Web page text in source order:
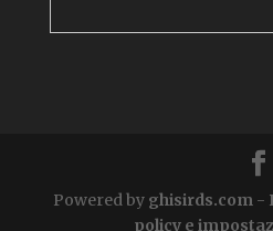
Powered by ghisirds.com -
policy e